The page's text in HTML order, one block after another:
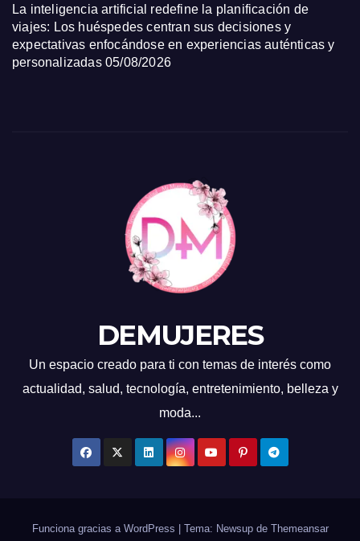
La inteligencia artificial redefine la planificación de
viajes: Los huéspedes centran sus decisiones y
expectativas enfocándose en experiencias auténticas y
personalizadas 05/08/2026
DEMUJERES
Un espacio creado para ti con temas de interés como
actualidad, salud, tecnología, entretenimiento, belleza y
moda...
Funciona gracias a WordPress Tema: Newsup de Themeansar